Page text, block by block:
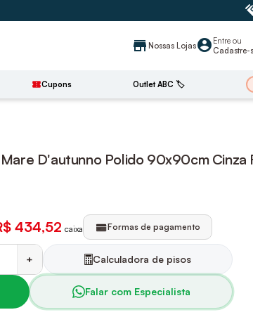
store Nossas Lojasaccount_circle Entre ou
Cadastre-
confirmation_numberCupons Outlet ABC 🏷️
D'autunno Polido 90x90cm Cinza
434,52 caixa Formas de pagamento
+ Calculadora de pisos
Falar com Especialista